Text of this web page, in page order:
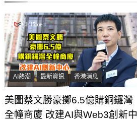
AI熱潮 最新資訊 香港消息
美圖蔡文勝豪擲6.5億購銅鑼灣
全幢商廈 改建AI與Web3創新中